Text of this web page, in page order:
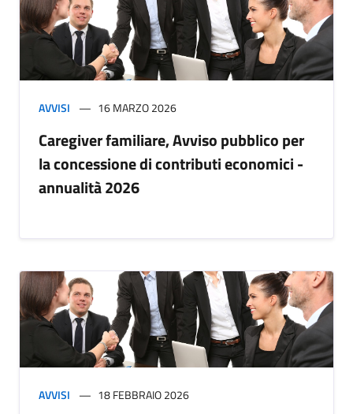
AVVISI 16 MARZO 2026
Caregiver familiare, Avviso pubblico per
la concessione di contributi economici -
annualità 2026
AVVISI 18 FEBBRAIO 2026